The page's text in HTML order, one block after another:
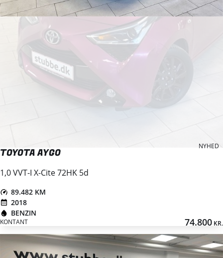
NYHED
TOYOTA AYGO
1,0 VVT-I X-Cite 72HK 5d
89.482 KM
2018
BENZIN
KONTANT 74.800 KR.